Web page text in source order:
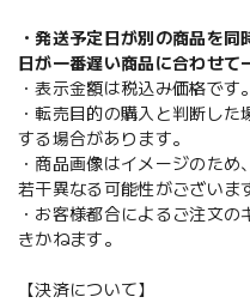
・発送予定日が別の商品を
日が一番遅い商品に合わせて
・表示金額は税込み価格です。
・転売目的の購入と判断し
する場合があります。
・商品画像はイメージのた
若干異なる可能性がございま
・お客様都合によるご注文
きかねます。
【決済について】